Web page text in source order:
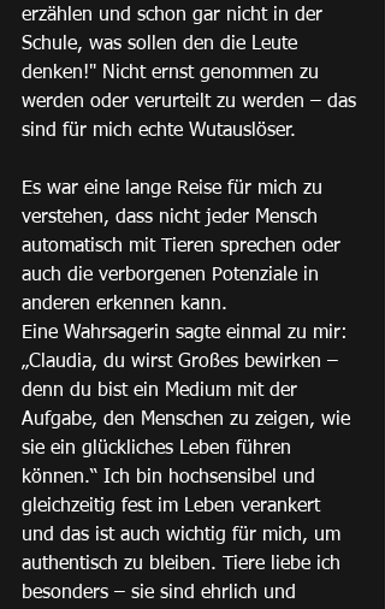
erzählen und schon gar nicht in der
Schule, was sollen den die Leute
denken!" Nicht ernst genommen zu
werden oder verurteilt zu werden – das
sind für mich echte Wutauslöser.
Es war eine lange Reise für mich zu
verstehen, dass nicht jeder Mensch
automatisch mit Tieren sprechen oder
auch die verborgenen Potenziale in
anderen erkennen kann.
Eine Wahrsagerin sagte einmal zu mir:
„Claudia, du wirst Großes bewirken –
denn du bist ein Medium mit der
Aufgabe, den Menschen zu zeigen, wie
sie ein glückliches Leben führen
können.“ Ich bin hochsensibel und
gleichzeitig fest im Leben verankert
und das ist auch wichtig für mich, um
authentisch zu bleiben. Tiere liebe ich
besonders – sie sind ehrlich und